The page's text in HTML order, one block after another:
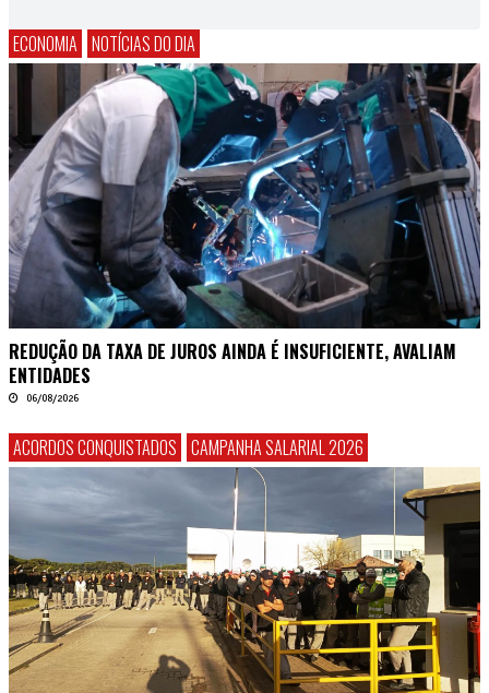
ECONOMIA NOTÍCIAS DO DIA
REDUÇÃO DA TAXA DE JUROS AINDA É INSUFICIENTE, AVALIAM
ENTIDADES
06/08/2026
ACORDOS CONQUISTADOS CAMPANHA SALARIAL 2026